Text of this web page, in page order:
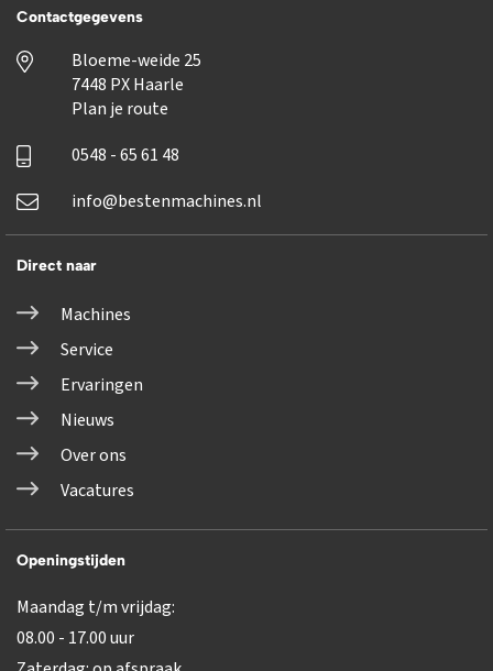
Contactgegevens
Bloeme-weide 25
7448 PX Haarle
Plan je route
0548 - 65 61 48
info@bestenmachines.nl
Direct naar
Machines
Service
Ervaringen
Nieuws
Over ons
Vacatures
Openingstijden
Maandag t/m vrijdag:
08.00 - 17.00 uur